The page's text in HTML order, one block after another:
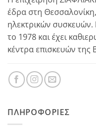
έδρα στη
ηλεκτρικών συσκευών.
το 1978 και έχει
κέντρα επισκευών της
ΠΛΗΡΟΦΟΡΊΕΣ